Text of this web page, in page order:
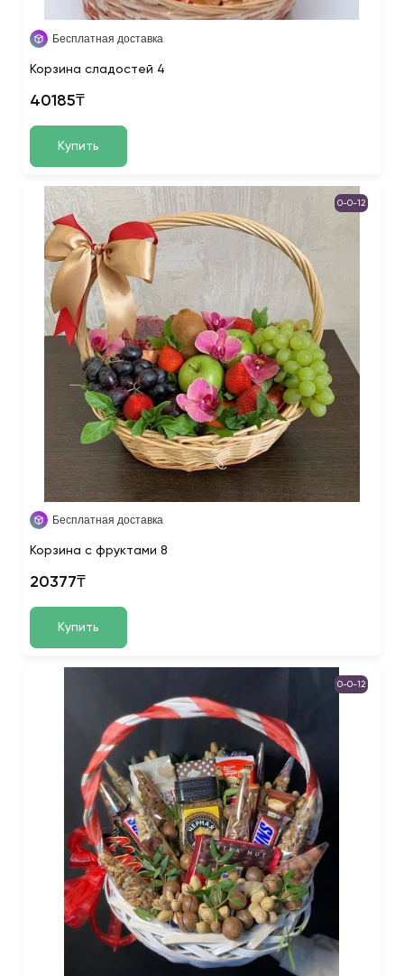
Бесплатная доставка
Корзина сладостей 4
40185₸
Купить
0-0-12
Бесплатная доставка
Корзина с фруктами 8
20377₸
Купить
0-0-12